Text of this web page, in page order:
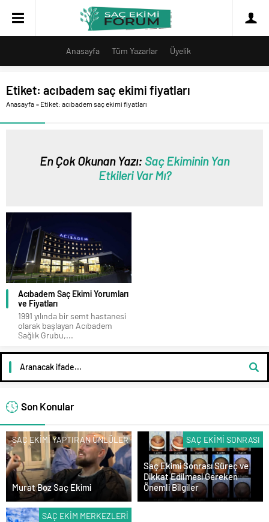
Anasayfa Tüm Yazarlar Üyelik
Etiket: acıbadem saç ekimi fiyatları
Anasayfa » Etiket: acıbadem saç ekimi fiyatları
En Çok Okunan Yazı: Saç Ekiminin Yan
Etkileri Var Mı?
Acıbadem Saç Ekimi Yorumları
ve Fiyatları
1991 yılında bir semt hastanesi
olarak başlayan Acıbadem
Sağlık Grubu,...
Son Konular
SAÇ EKIMI YAPTIRAN ÜNLÜLER
Murat Boz Saç Ekimi
SAÇ EKIMI SONRASI
Saç Ekimi Sonrası Süreç ve
Dikkat Edilmesi Gereken
Önemli Bilgiler
SAÇ EKIM MERKEZLERI